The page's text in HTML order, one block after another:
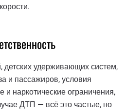
детских удерживающих систем,
и пассажиров, условия
и наркотические ограничения,
ДТП — всё это частые, но